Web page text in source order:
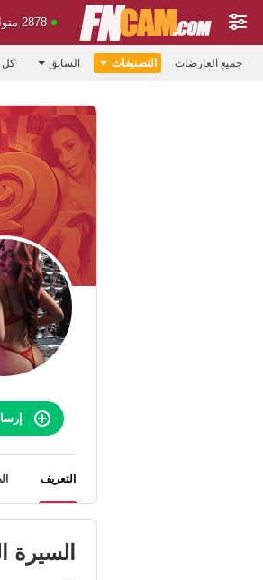
2878 متواجد
جميع العارضات التصنيفات السابق كل
التعريف
السيرة